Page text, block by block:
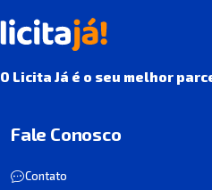
O Licita Já é o seu melhor
Fale Conosco
Contato